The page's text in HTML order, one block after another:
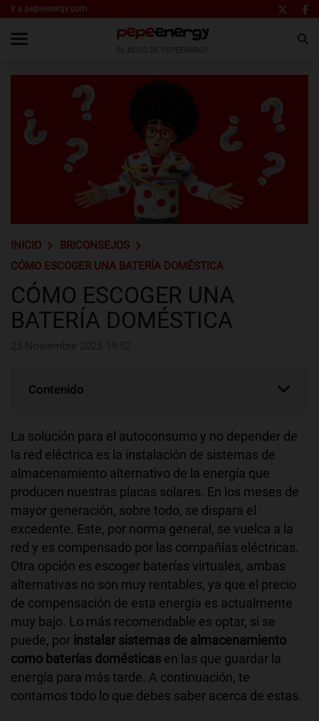
Ir a pepeenergy.com
INICIO
BRICONSEJOS
CÓMO ESCOGER UNA BATERÍA DOMÉSTICA
CÓMO ESCOGER UNA
BATERÍA DOMÉSTICA
Contenido
La solución para el autoconsumo y no depender de
la red eléctrica es la instalación de sistemas de
almacenamiento alternativo de la energía que
producen nuestras placas solares. En los meses de
mayor generación, sobre todo, se dispara el
excedente. Este, por norma general, se vuelca a la
red y es compensado por las compañías eléctricas.
Otra opción es escoger baterías virtuales, ambas
alternativas no son muy rentables, ya que el precio
de compensación de esta energía es actualmente
muy bajo. Lo más recomendable es optar, si se
puede, por instalar sistemas de almacenamiento
como baterías domésticas en las que guardar la
energía para más tarde. A continuación, te
contamos todo lo que debes saber acerca de estas.